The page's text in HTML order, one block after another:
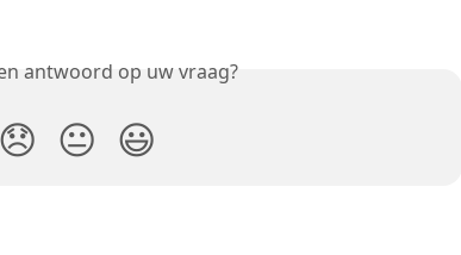
antwoord op uw vraag?
😞 😐 😃